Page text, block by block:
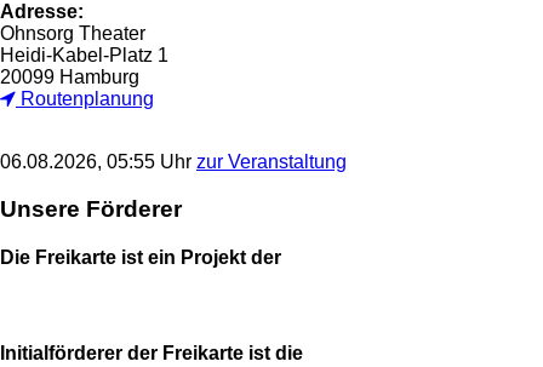
Adresse:
Ohnsorg Theater
Heidi-Kabel-Platz 1
20099 Hamburg
Routenplanung
06.08.2026, 05:55 Uhr zur Veranstaltung
Unsere Förderer
Die Freikarte ist ein Projekt der
Initialförderer der Freikarte ist die